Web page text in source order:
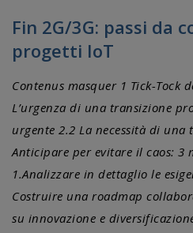
Fin 2G/3G: passi da
progetti IoT
Contenus masquer 1 Tick-Tock
L’urgenza di una transizione
urgente 2.2 La necessità di
Anticipare per evitare il caos: 3
1.Analizzare in dettaglio le
Costruire una roadmap
su innovazione e